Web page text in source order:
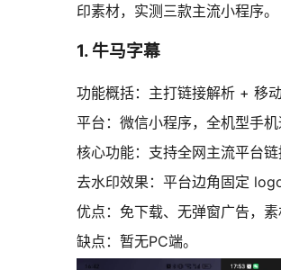
印素材，实测三款主流小程序。
1. 牛马字幕
功能概括：主打链接解析 + 移
平台：微信小程序，全机型手机
核心功能：支持全网主流平台
去水印效果：平台边角固定
优点：免下载、无弹窗广告，
缺点：暂无PC端。